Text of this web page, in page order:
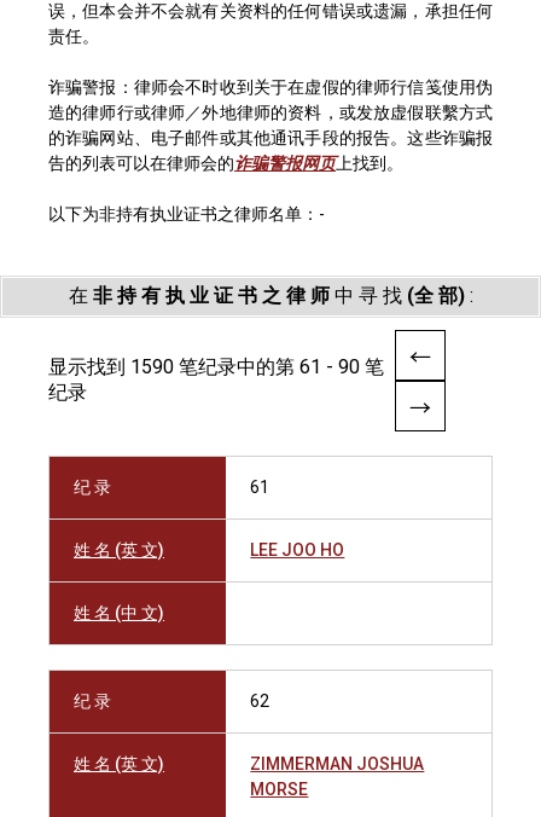
误，但本会并不会就有关资料的任何错误或遗漏，承担任何
责任。
诈骗警报：律师会不时收到关于在虚假的律师行信笺使用伪
造的律师行或律师／外地律师的资料，或发放虚假联繫方式
的诈骗网站、电子邮件或其他通讯手段的报告。这些诈骗报
告的列表可以在律师会的诈骗警报网页上找到。
以下为非持有执业证书之律师名单：-
在 非 持 有 执 业 证 书 之 律 师中 寻 找 (全 部):
显示找到 1590 笔纪录中的第 61 - 90 笔
纪录
纪 录 61
姓 名 (英 文) LEE JOO HO
姓 名 (中 文)
纪 录 62
姓 名 (英 文)
ZIMMERMAN JOSHUA
MORSE